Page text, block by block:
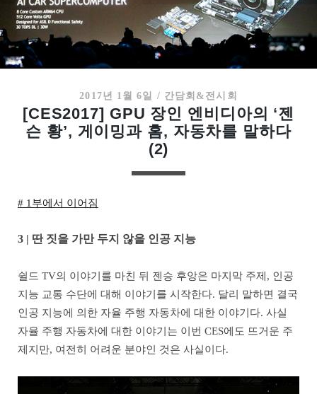
2017년 1월 6일 / 간담회&전시회
[CES2017] GPU 장인 엔비디아의 ‘젠
슨 황’, 게이밍과 홈, 자동차를 말하다
(2)
# 1부에서 이어짐
3 | 딴 짓을 가만 두지 않을 인공 지능
쉴드 TV의 이야기를 마친 뒤 젠승 후앙은 마지막 주제, 인공
지능 교통 수단에 대해 이야기를 시작한다. 달리 말하면 결국
인공 지능에 의한 자율 주행 자동차에 대한 이야기다. 사실
자율 주행 자동차에 대한 이야기는 이번 CES에도 뜨거운 주
제지만, 여전히 어려운 분야인 것은 사실이다.